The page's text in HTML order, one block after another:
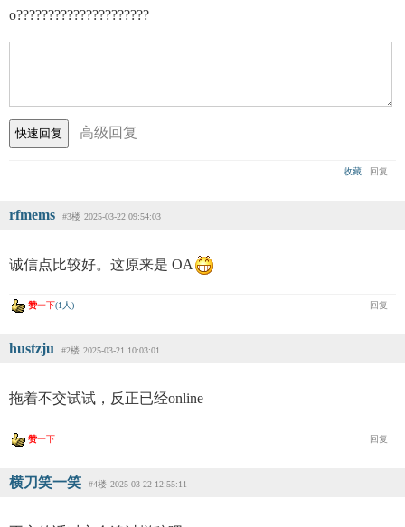
о?????????????????????
高级回复
收藏 回复
rfmems #3楼 2025-03-22 09:54:03
诚信点比较好。这原来是 OA
赞一下(1人) 回复
hustzju #2楼 2025-03-21 10:03:01
拖着不交试试，反正已经online
赞一下 回复
横刀笑一笑 #4楼 2025-03-22 12:55:11